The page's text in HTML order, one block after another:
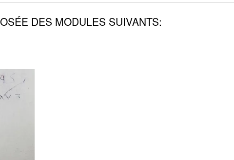
DES MODULES SUIVANTS: